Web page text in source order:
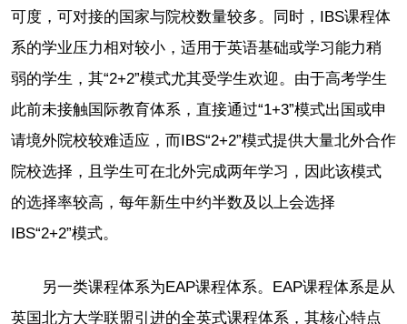
可度，可对接的国家与院校数量较多。同时，IBS课程体
系的学业压力相对较小，适用于英语基础或学习能力稍
弱的学生，其“2+2”模式尤其受学生欢迎。由于高考学生
此前未接触国际教育体系，直接通过“1+3”模式出国或申
请境外院校较难适应，而IBS“2+2”模式提供大量北外合作
院校选择，且学生可在北外完成两年学习，因此该模式
的选择率较高，每年新生中约半数及以上会选择
IBS“2+2”模式。
另一类课程体系为EAP课程体系。EAP课程体系是从
英国北方大学联盟引进的全英式课程体系，其核心特点